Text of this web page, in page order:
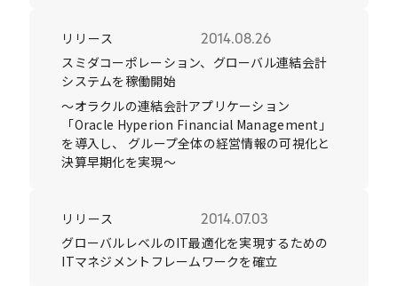
スミダコーポレーション、グローバル連結会計
システムを稼働開始
～オラクルの連結会計アプリケーション
「Oracle Hyperion Financial Management」
を導入し、 グループ全体の経営情報の可視化と
決算早期化を実現～
リリース 2014.08.26
グローバルレベルのIT最適化を実現するための
ITマネジメントフレームワークを確立
リリース 2014.07.03